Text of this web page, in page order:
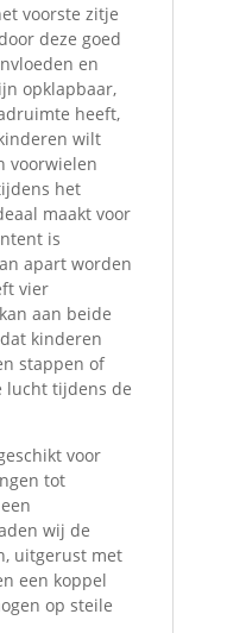
voorste zitje
deze goed
en
opklapbaar,
heeft,
wilt
voorwielen
het
maakt voor
is
apart worden
vier
aan beide
kinderen
stappen of
lucht tijdens de
voor
tot
wij de
uitgerust met
een koppel
op steile